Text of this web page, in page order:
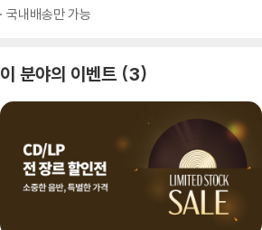
국내배송만 가능
이 분야의 이벤트 3